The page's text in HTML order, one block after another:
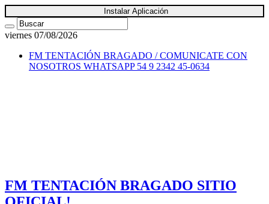
Instalar Aplicación
viernes 07/08/2026
FM TENTACIÓN BRAGADO / COMUNICATE CON
NOSOTROS WHATSAPP 54 9 2342 45-0634
FM TENTACIÓN BRAGADO SITIO